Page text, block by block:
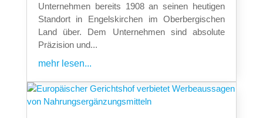
Unternehmen bereits 1908 an seinen heutigen
Standort in Engelskirchen im Oberbergischen
Land über. Dem Unternehmen sind absolute
Präzision und...
mehr lesen...